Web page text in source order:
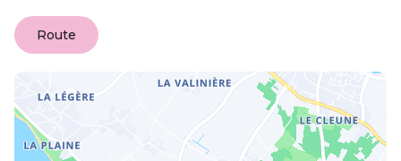
Route